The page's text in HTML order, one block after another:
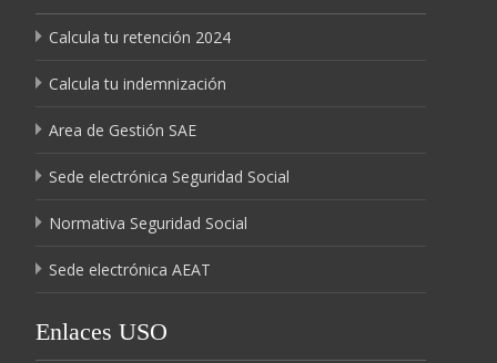
Calcula tu retención 2024
Calcula tu indemnización
Area de Gestión SAE
Sede electrónica Seguridad Social
Normativa Seguridad Social
Sede electrónica AEAT
Enlaces USO